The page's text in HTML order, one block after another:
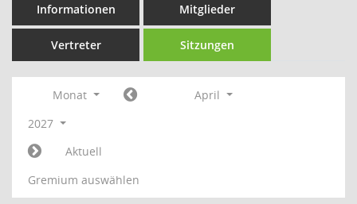
Informationen Mitglieder
Vertreter Sitzungen
Monat
April
2027
Aktuell
Gremium auswählen